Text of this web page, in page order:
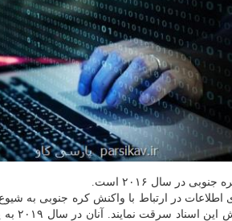
در سال ۲۰۱۶ است.
در ارتباط با واکنش کره جنوبی به
۲۰۲۰ نصب کرده اند تا از